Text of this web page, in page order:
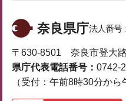
奈良県庁法人番号
〒630-8501 奈良市登大
県庁代表電話番号： 0742-
（受付：午前8時30分から